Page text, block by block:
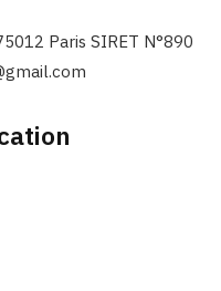
Paris SIRET N°890